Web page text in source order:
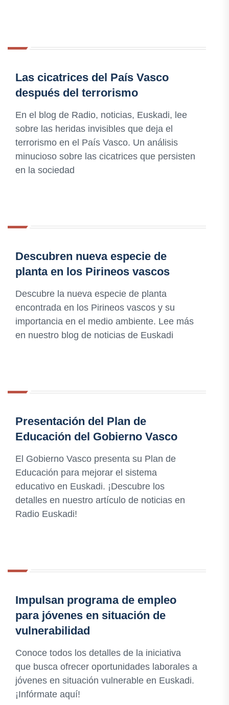
Las cicatrices del País Vasco
después del terrorismo
En el blog de Radio, noticias, Euskadi, lee
sobre las heridas invisibles que deja el
terrorismo en el País Vasco. Un análisis
minucioso sobre las cicatrices que persisten
en la sociedad
Descubren nueva especie de
planta en los Pirineos vascos
Descubre la nueva especie de planta
encontrada en los Pirineos vascos y su
importancia en el medio ambiente. Lee más
en nuestro blog de noticias de Euskadi
Presentación del Plan de
Educación del Gobierno Vasco
El Gobierno Vasco presenta su Plan de
Educación para mejorar el sistema
educativo en Euskadi. ¡Descubre los
detalles en nuestro artículo de noticias en
Radio Euskadi!
Impulsan programa de empleo
para jóvenes en situación de
vulnerabilidad
Conoce todos los detalles de la iniciativa
que busca ofrecer oportunidades laborales a
jóvenes en situación vulnerable en Euskadi.
¡Infórmate aquí!